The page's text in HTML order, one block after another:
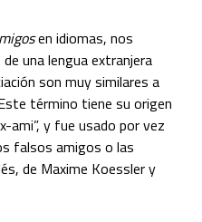
en idiomas, nos
una lengua extranjera
son muy similares a
término tiene su origen
ami”, y fue usado por vez
falsos amigos o las
de Maxime Koessler y